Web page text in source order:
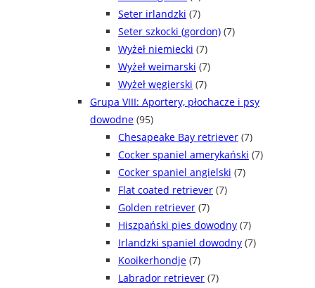
Seter irlandzki (7)
Seter szkocki (gordon) (7)
Wyżeł niemiecki (7)
Wyżeł weimarski (7)
Wyżeł węgierski (7)
Grupa VIII: Aportery, płochacze i psy
dowodne (95)
Chesapeake Bay retriever (7)
Cocker spaniel amerykański (7)
Cocker spaniel angielski (7)
Flat coated retriever (7)
Golden retriever (7)
Hiszpański pies dowodny (7)
Irlandzki spaniel dowodny (7)
Kooikerhondje (7)
Labrador retriever (7)